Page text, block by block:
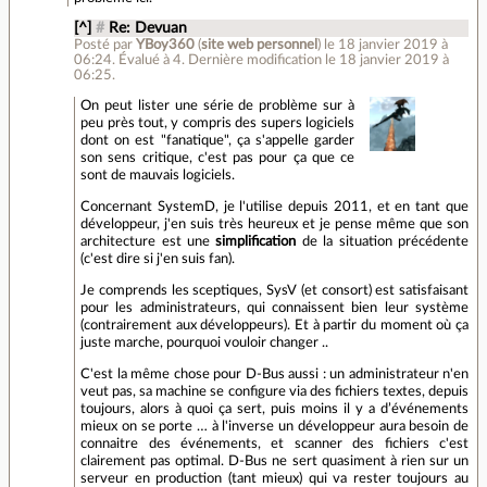
[^] # Re: Devuan
Posté par YBoy360 (site web personnel ) le 18 janvier 2019 à
06:24. Évalué à4. Dernière modification le 18 janvier 2019 à
06:25.
On peut lister une série de problème sur à
peu près tout, y compris des supers logiciels
dont on est "fanatique", ça s'appelle garder
son sens critique, c'est pas pour ça que ce
sont de mauvais logiciels.
Concernant SystemD, je l'utilise depuis 2011, et en tant que
développeur, j'en suis très heureux et je pense même que son
architecture est unesimplification de la situation précédente
(c'est dire si j'en suis fan).
Je comprends les sceptiques, SysV (et consort) est satisfaisant
pour les administrateurs, qui connaissent bien leur système
(contrairement aux développeurs). Et à partir du moment où ça
juste marche, pourquoi vouloir changer ..
C'est la même chose pour D-Bus aussi : un administrateur n'en
veut pas, sa machine se configure via des fichiers textes, depuis
toujours, alors à quoi ça sert, puis moins il y a d’événements
mieux on se porte … à l'inverse un développeur aura besoin de
connaitre des événements, et scanner des fichiers c'est
clairement pas optimal. D-Bus ne sert quasiment à rien sur un
serveur en production (tant mieux) qui va rester toujours au